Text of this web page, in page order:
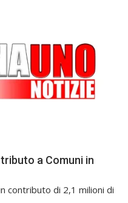
a Comuni in
contributo di 2,1 milioni di